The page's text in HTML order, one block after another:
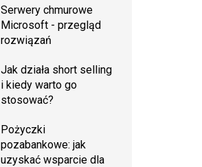
Serwery chmurowe
Microsoft - przegląd
rozwiązań
Jak działa short selling
i kiedy warto go
stosować?
Pożyczki
pozabankowe: jak
uzyskać wsparcie dla